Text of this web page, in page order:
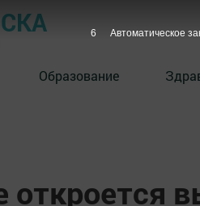
Образование
4 Автоматическое